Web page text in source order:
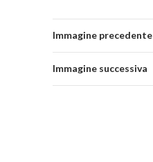
Immagine precedente
Immagine successiva